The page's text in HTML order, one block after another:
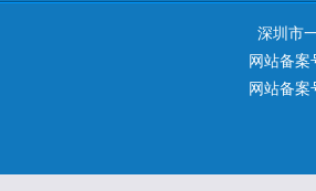
深圳市
网站备案
网站备案